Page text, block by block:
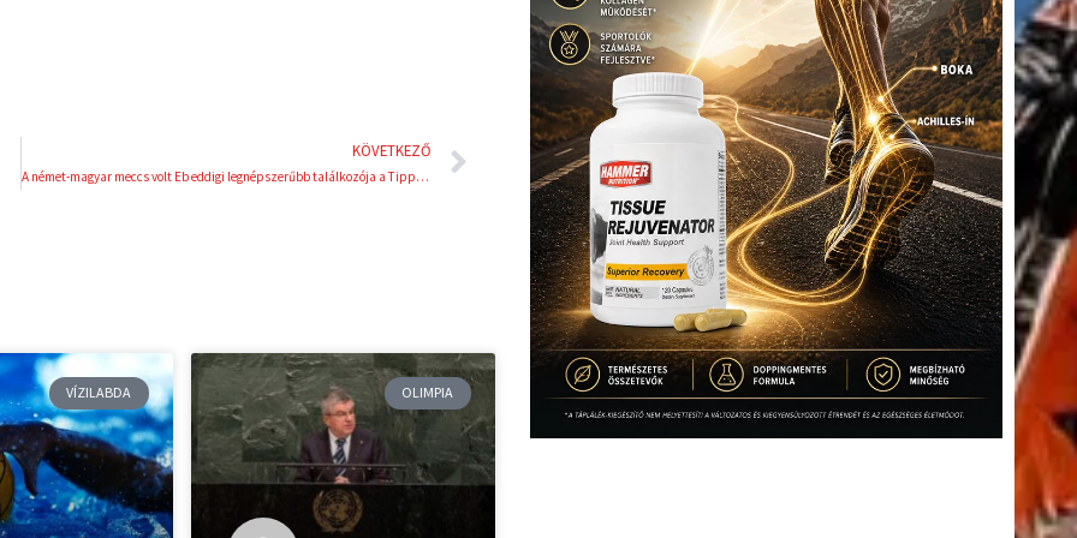
KÖVETKEZŐ
A német-magyar meccs volt Eb eddigi legnépszerűbb találkozója a Tippmixen
Következő
VÍZILABDA OLIMPIA